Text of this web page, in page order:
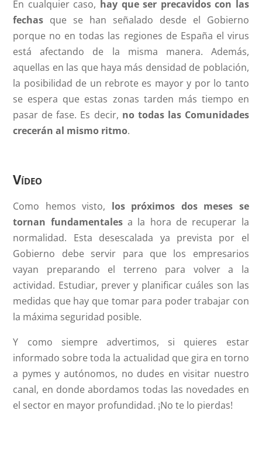
En cualquier caso, hay que ser precavidos con las
fechas que se han señalado desde el Gobierno
porque no en todas las regiones de España el virus
está afectando de la misma manera. Además,
aquellas en las que haya más densidad de población,
la posibilidad de un rebrote es mayor y por lo tanto
se espera que estas zonas tarden más tiempo en
pasar de fase. Es decir, no todas las Comunidades
crecerán al mismo ritmo.
Vídeo
Como hemos visto, los próximos dos meses se
tornan fundamentalesa la hora de recuperar la
normalidad. Esta desescalada ya prevista por el
Gobierno debe servir para que los empresarios
vayan preparando el terreno para volver a la
actividad. Estudiar, prever y planificar cuáles son las
medidas que hay que tomar para poder trabajar con
la máxima seguridad posible.
Y como siempre advertimos, si quieres estar
informado sobre toda la actualidad que gira en torno
a pymes y autónomos, no dudes en visitar nuestro
canal, en donde abordamos todas las novedades en
el sector en mayor profundidad. ¡No te lo pierdas!